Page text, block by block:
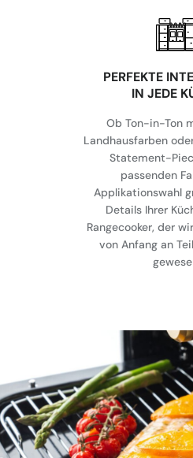
⁠PERFEKTE
IN JEDE
Ob Ton-in-Ton
Landhausfarben
Statement-
passenden
Applikationswahl
Details Ihrer
Rangecooker, der
von Anfang an